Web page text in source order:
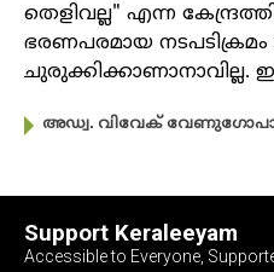
തെളിവല്ല" എന്ന
ഭരണപരമായ നടപടിക്രമം
ചുരുക്കിക്കാണാനാവില്ല.
അഡ്വ. വിവേക്
Support Keraleeyam
Accessible to Everyone,